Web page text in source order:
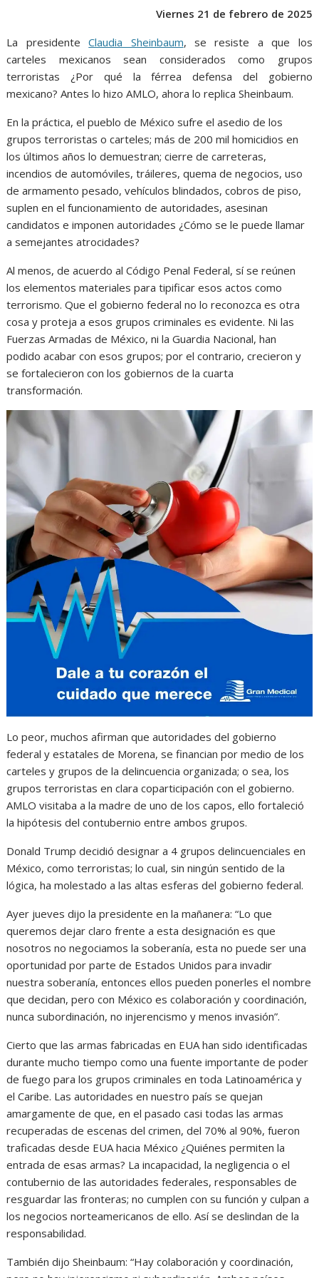
p
g
er
m
Viernes 21 de febrero de 2025
La presidenteClaudia Sheinbaum, se resiste a que los
carteles mexicanos sean considerados como grupos
terroristas ¿Por qué la férrea defensa del gobierno
mexicano? Antes lo hizo AMLO, ahora lo replica Sheinbaum.
En la práctica, el pueblo de México sufre el asedio de los
grupos terroristas o carteles; más de 200 mil homicidios en
los últimos años lo demuestran; cierre de carreteras,
incendios de automóviles, tráileres, quema de negocios, uso
de armamento pesado, vehículos blindados, cobros de piso,
suplen en el funcionamiento de autoridades, asesinan
candidatos e imponen autoridades ¿Cómo se le puede llamar
a semejantes atrocidades?
Al menos, de acuerdo al Código Penal Federal, sí se reúnen
los elementos materiales para tipificar esos actos como
terrorismo. Que el gobierno federal no lo reconozca es otra
cosa y proteja a esos grupos criminales es evidente. Ni las
Fuerzas Armadas de México, ni la Guardia Nacional, han
podido acabar con esos grupos; por el contrario, crecieron y
se fortalecieron con los gobiernos de la cuarta
transformación.
Lo peor, muchos afirman que autoridades del gobierno
federal y estatales de Morena, se financian por medio de los
carteles y grupos de la delincuencia organizada; o sea, los
grupos terroristas en clara coparticipación con el gobierno.
AMLO visitaba a la madre de uno de los capos, ello fortaleció
la hipótesis del contubernio entre ambos grupos.
Donald Trump decidió designar a 4 grupos delincuenciales en
México, como terroristas; lo cual, sin ningún sentido de la
lógica, ha molestado a las altas esferas del gobierno federal.
Ayer jueves dijo la presidente en la mañanera: “Lo que
queremos dejar claro frente a esta designación es que
nosotros no negociamos la soberanía, esta no puede ser una
oportunidad por parte de Estados Unidos para invadir
nuestra soberanía, entonces ellos pueden ponerles el nombre
que decidan, pero con México es colaboración y coordinación,
nunca subordinación, no injerencismo y menos invasión”.
Cierto que las armas fabricadas en EUA han sido identificadas
durante mucho tiempo como una fuente importante de poder
de fuego para los grupos criminales en toda Latinoamérica y
el Caribe. Las autoridades en nuestro país se quejan
amargamente de que, en el pasado casi todas las armas
recuperadas de escenas del crimen, del 70% al 90%, fueron
traficadas desde EUA hacia México ¿Quiénes permiten la
entrada de esas armas? La incapacidad, la negligencia o el
contubernio de las autoridades federales, responsables de
resguardar las fronteras; no cumplen con su función y culpan a
los negocios norteamericanos de ello. Así se deslindan de la
responsabilidad.
También dijo Sheinbaum: “Hay colaboración y coordinación,